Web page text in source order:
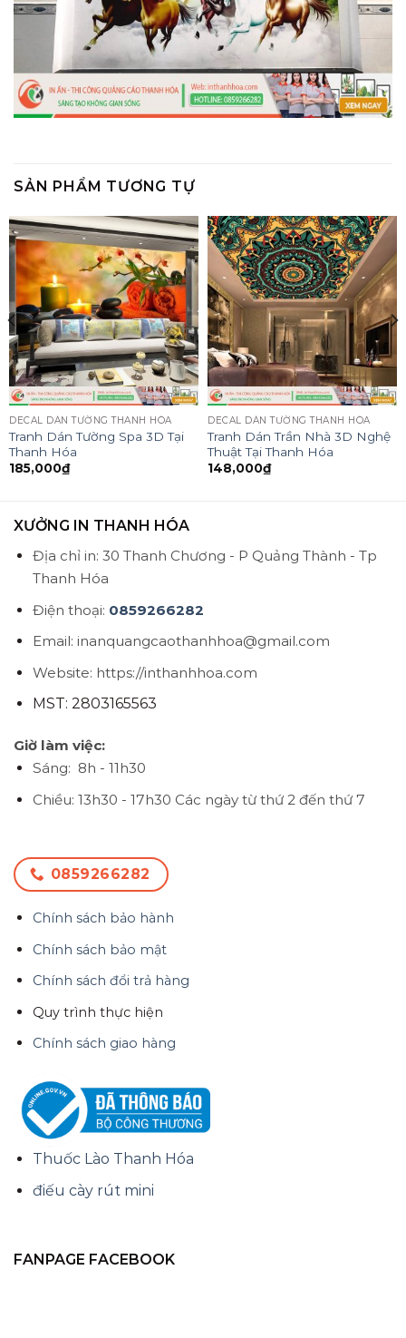
SẢN PHẨM TƯƠNG TỰ
DECAL DÁN TƯỜNG THANH HÓA
Tranh Dán Tường Spa 3D Tại
Thanh Hóa
185,000₫
DECAL DÁN TƯỜNG THANH HÓA
Tranh Dán Trần Nhà 3D Nghệ
Thuật Tại Thanh Hóa
148,000₫
XƯỞNG IN THANH HÓA
Địa chỉ in: 30 Thanh Chương - P Quảng Thành - Tp
Thanh Hóa
Điện thoại: 0859266282
Email: inanquangcaothanhhoa@gmail.com
Website: https://inthanhhoa.com
MST: 2803165563
Giờ làm việc:
Sáng: 8h - 11h30
Chiều: 13h30 - 17h30 Các ngày từ thứ 2 đến thứ 7
0859266282
Chính sách bảo hành
Chính sách bảo mật
Chính sách đổi trả hàng
Quy trình thực hiện
Chính sách giao hàng
Thuốc Lào Thanh Hóa
điếu cày rút mini
FANPAGE FACEBOOK